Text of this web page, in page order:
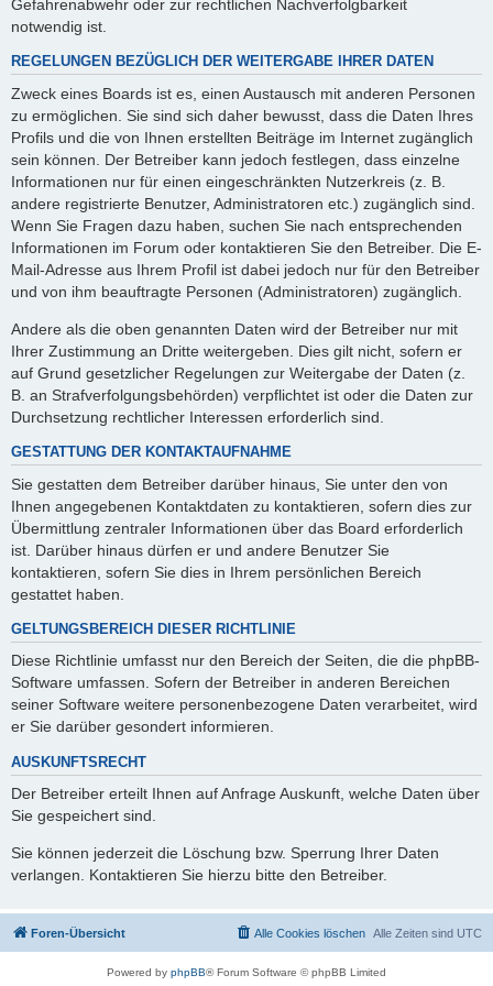
Gefahrenabwehr oder zur rechtlichen Nachverfolgbarkeit
notwendig ist.
REGELUNGEN BEZÜGLICH DER WEITERGABE IHRER DATEN
Zweck eines Boards ist es, einen Austausch mit anderen Personen
zu ermöglichen. Sie sind sich daher bewusst, dass die Daten Ihres
Profils und die von Ihnen erstellten Beiträge im Internet zugänglich
sein können. Der Betreiber kann jedoch festlegen, dass einzelne
Informationen nur für einen eingeschränkten Nutzerkreis (z. B.
andere registrierte Benutzer, Administratoren etc.) zugänglich sind.
Wenn Sie Fragen dazu haben, suchen Sie nach entsprechenden
Informationen im Forum oder kontaktieren Sie den Betreiber. Die E-
Mail-Adresse aus Ihrem Profil ist dabei jedoch nur für den Betreiber
und von ihm beauftragte Personen (Administratoren) zugänglich.
Andere als die oben genannten Daten wird der Betreiber nur mit
Ihrer Zustimmung an Dritte weitergeben. Dies gilt nicht, sofern er
auf Grund gesetzlicher Regelungen zur Weitergabe der Daten (z.
B. an Strafverfolgungsbehörden) verpflichtet ist oder die Daten zur
Durchsetzung rechtlicher Interessen erforderlich sind.
GESTATTUNG DER KONTAKTAUFNAHME
Sie gestatten dem Betreiber darüber hinaus, Sie unter den von
Ihnen angegebenen Kontaktdaten zu kontaktieren, sofern dies zur
Übermittlung zentraler Informationen über das Board erforderlich
ist. Darüber hinaus dürfen er und andere Benutzer Sie
kontaktieren, sofern Sie dies in Ihrem persönlichen Bereich
gestattet haben.
GELTUNGSBEREICH DIESER RICHTLINIE
Diese Richtlinie umfasst nur den Bereich der Seiten, die die phpBB-
Software umfassen. Sofern der Betreiber in anderen Bereichen
seiner Software weitere personenbezogene Daten verarbeitet, wird
er Sie darüber gesondert informieren.
AUSKUNFTSRECHT
Der Betreiber erteilt Ihnen auf Anfrage Auskunft, welche Daten über
Sie gespeichert sind.
Sie können jederzeit die Löschung bzw. Sperrung Ihrer Daten
verlangen. Kontaktieren Sie hierzu bitte den Betreiber.
Foren-Übersicht Alle Zeiten sind UTC
Alle Cookies löschen
Powered by phpBB® Forum Software © phpBB Limited